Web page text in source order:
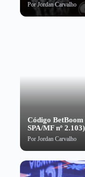
PorJordan Carvalho
Código
SPA/MF nº 2.103)
Por Jordan Carvalho